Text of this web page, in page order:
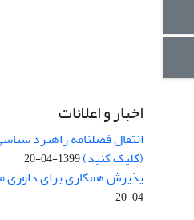
اخبار و اعلانات
انتقال فصلنامه راهبرد
(کلیک کنید)1399-04-20
پذیرش همکاری برای داوری
04-20